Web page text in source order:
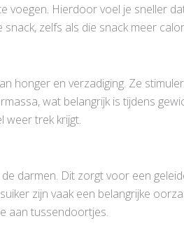
voegen. Hierdoor voel je sneller
zelfs als die snack meer
honger en verzadiging. Ze
wat belangrijk is tijdens
weer trek krijgt.
darmen. Dit zorgt voor een
zijn vaak een belangrijke
aan tussendoortjes.